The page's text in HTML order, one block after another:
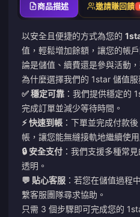
商品描述 邀請賺回饋
以安全且便捷的方式為您的
值，輕鬆增加餘額，讓您的帳
論是儲值、續費還是參與活動
為什麼選擇我們的 1star 儲值服
✅ 穩定可靠 ：我們提供穩定的
完成訂單並減少等待時間。
⚡ 快速到帳 ：下單並完成付款
帳，讓您能無縫接軌地繼續使用
🔒 安全支付 ：我們支援多種常
透明。
💬 貼心客服 ：若您在儲值過程
繫客服團隊尋求協助。
只需 3 個步驟即可完成您的